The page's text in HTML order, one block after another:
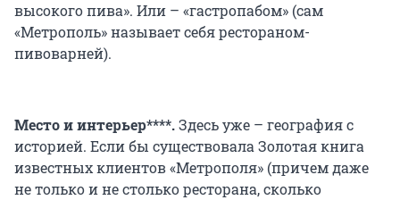
высокого пива». Или – «гастропабом» (сам
«Метрополь» называет себя рестораном-
пивоварней).
Место и интерьер****.Здесь уже – география с
историей. Если бы существовала Золотая книга
известных клиентов «Метрополя» (причем даже
не только и не столько ресторана, сколько